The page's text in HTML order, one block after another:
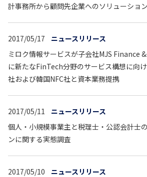
計事務所から顧問先企業へのソリューショ
2017/05/17
ニュースリリース
ミロク情報サービスが子会社MJS Finance
に新たなFinTech分野のサービス構想に向
社および韓国NFC社と資本業務提携
2017/05/11
ニュースリリース
個人・小規模事業主と税理士・公認会計士
ンに関する実態調査
2017/05/10
ニュースリリース